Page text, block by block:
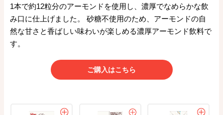
1本で約12粒分のアーモンドを使用し、濃厚でなめらかな飲
み口に仕上げました。 砂糖不使用のため、アーモンドの自
然な甘さと香ばしい味わいが楽しめる濃厚アーモンド飲料で
す。
ご購入はこちら